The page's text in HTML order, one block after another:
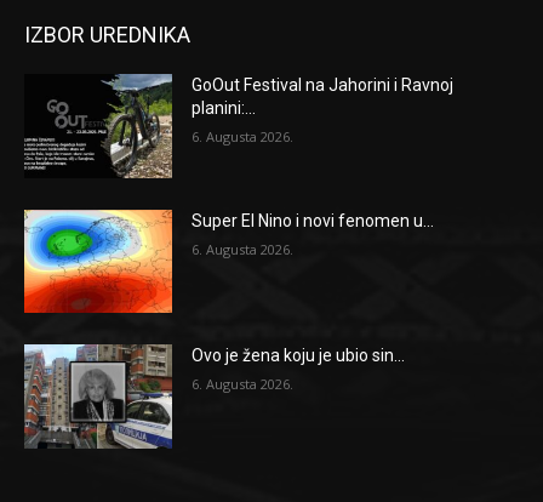
IZBOR UREDNIKA
GoOut Festival na Jahorini i Ravnoj
planini:...
6. Augusta 2026.
Super El Nino i novi fenomen u...
6. Augusta 2026.
Ovo je žena koju je ubio sin...
6. Augusta 2026.